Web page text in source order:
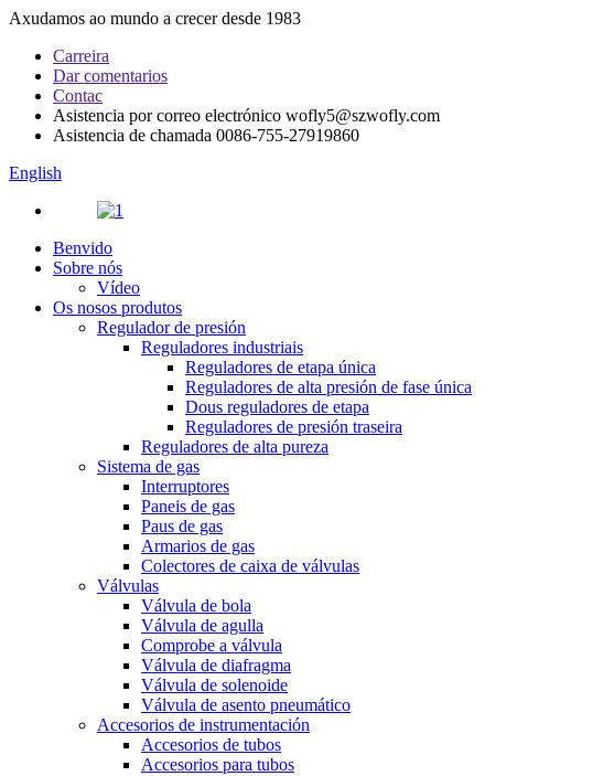
Axudamos ao mundo a crecer desde 1983
Carreira
Dar comentarios
Contac
Asistencia por correo electrónico wofly5@szwofly.com
Asistencia de chamada 0086-755-27919860
English
Benvido
Sobre nós
Vídeo
Os nosos produtos
Regulador de presión
Reguladores industriais
Reguladores de etapa única
Reguladores de alta presión de fase única
Dous reguladores de etapa
Reguladores de presión traseira
Reguladores de alta pureza
Sistema de gas
Interruptores
Paneis de gas
Paus de gas
Armarios de gas
Colectores de caixa de válvulas
Válvulas
Válvula de bola
Válvula de agulla
Comprobe a válvula
Válvula de diafragma
Válvula de solenoide
Válvula de asento pneumático
Accesorios de instrumentación
Accesorios de tubos
Accesorios para tubos